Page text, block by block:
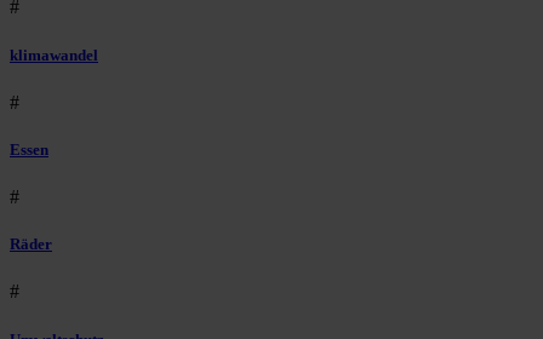
#
klimawandel
#
Essen
#
Räder
#